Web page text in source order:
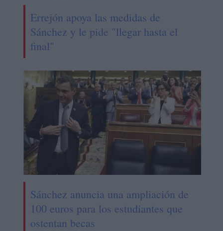
Errejón apoya las medidas de
Sánchez y le pide "llegar hasta el
final"
Sánchez anuncia una ampliación de
100 euros para los estudiantes que
ostentan becas